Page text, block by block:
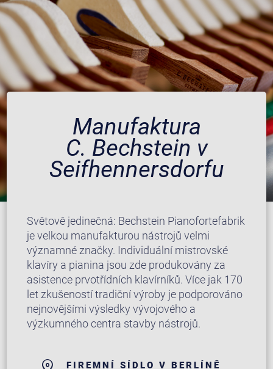
Manufaktura
C. Bechstein v
Seifhennersdorfu
Světově jedinečná: Bechstein Pianofortefabrik
je velkou manufakturou nástrojů velmi
významné značky. Individuální mistrovské
klavíry a pianina jsou zde produkovány za
asistence prvotřídních klavírníků. Více jak 170
let zkušeností tradiční výroby je podporováno
nejnovějšími výsledky vývojového a
výzkumného centra stavby nástrojů.
FIREMNÍ SÍDLO V BERLÍNĚ